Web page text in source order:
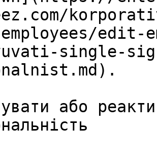
edit-
single-
або